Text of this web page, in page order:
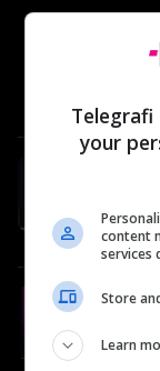
your
content
services
Store
Learn